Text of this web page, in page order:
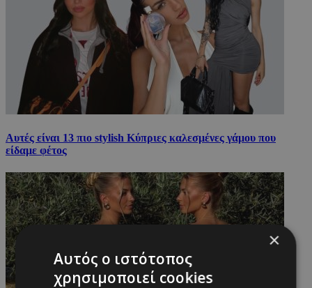
Αυτές είναι 13 πιο stylish Κύπριες καλεσμένες γάμου που
είδαμε φέτος
×
Αυτός ο ιστότοπος
χρησιμοποιεί cookies